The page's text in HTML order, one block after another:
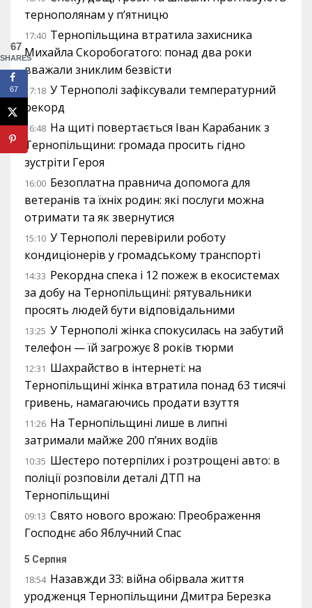
тернополянам у п’ятницю
17:40 Тернопільщина втратила захисника
Михайла Скоробогатого: понад два роки
вважали зниклим безвісти
17:18 У Тернополі зафіксували температурний
рекорд
16:48 На щиті повертається Іван Карабаник з
Тернопільщини: громада просить гідно
зустріти Героя
16:00 Безоплатна правнича допомога для
ветеранів та їхніх родин: які послуги можна
отримати та як звернутися
15:10 У Тернополі перевірили роботу
кондиціонерів у громадському транспорті
14:33 Рекордна спека і 12 пожеж в екосистемах
за добу на Тернопільщині: рятувальники
просять людей бути відповідальними
13:25 У Тернополі жінка спокусилась на забутий
телефон — їй загрожує 8 років тюрми
12:31 Шахрайство в інтернеті: на
Тернопільщині жінка втратила понад 63 тисячі
гривень, намагаючись продати взуття
11:26 На Тернопільщині лише в липні
затримали майже 200 п’яних водіїв
10:35 Шестеро потерпілих і розтрощені авто: в
поліції розповіли деталі ДТП на
Тернопільщині
09:13 Свято нового врожаю: Преображення
Господнє або Яблучний Спас
5 Серпня
18:54 Назавжди 33: війна обірвала життя
уродженця Тернопільщини Дмитра Березка
67
SHARES
67